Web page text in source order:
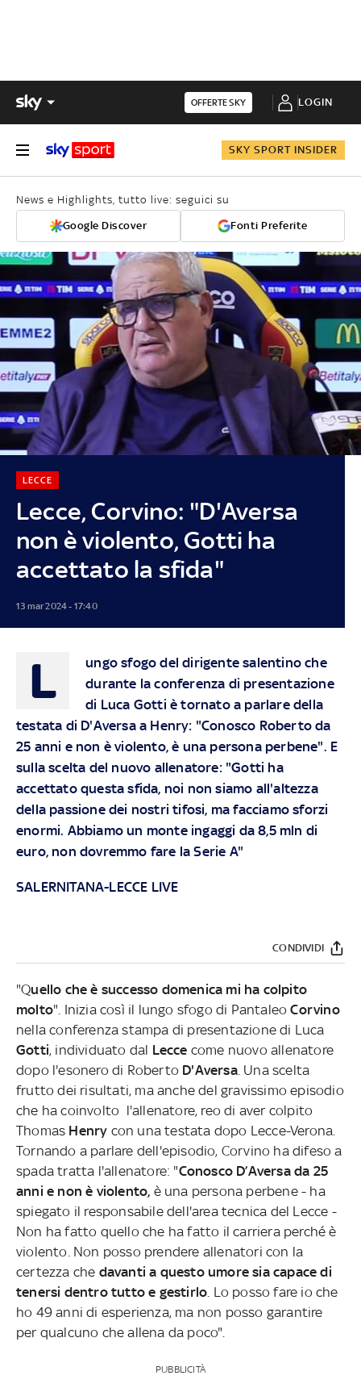
OFFERTE SKY LOGIN
SKY SPORT INSIDER
News e Highlights, tutto live: seguici su
Google Discover Fonti Preferite
Lecce, Corvino: "D'Aversa
non è violento, Gotti ha
accettato la sfida"
LECCE
13 mar 2024 - 17:40
L
ungo sfogo del dirigente salentino che
durante la conferenza di presentazione
di Luca Gotti è tornato a parlare della
testata di D'Aversa a Henry: "Conosco Roberto da
25 anni e non è violento, è una persona perbene". E
sulla scelta del nuovo allenatore: "Gotti ha
accettato questa sfida, noi non siamo all'altezza
della passione dei nostri tifosi, ma facciamo sforzi
enormi. Abbiamo un monte ingaggi da 8,5 mln di
euro, non dovremmo fare la Serie A"
SALERNITANA-LECCE LIVE
CONDIVIDI
"Quello che è successo domenica mi ha colpito
molto". Inizia così il lungo sfogo di PantaleoCorvino
nella conferenza stampa di presentazione di Luca
Gotti, individuato dal Lecce come nuovo allenatore
dopo l'esonero di Roberto D'Aversa. Una scelta
frutto dei risultati, ma anche del gravissimo episodio
che ha coinvolto l'allenatore, reo di aver colpito
Thomas Henry con una testata dopo Lecce-Verona.
Tornando a parlare dell'episodio, Corvino ha difeso a
spada tratta l'allenatore: "Conosco D’Aversa da 25
anni e non è violento, è una persona perbene - ha
spiegato il responsabile dell'area tecnica del Lecce -
Non ha fatto quello che ha fatto il carriera perché è
violento. Non posso prendere allenatori con la
certezza che davanti a questo umore sia capace di
tenersi dentro tutto e gestirlo . Lo posso fare io che
ho 49 anni di esperienza, ma non posso garantire
per qualcuno che allena da poco".
PUBBLICITÀ